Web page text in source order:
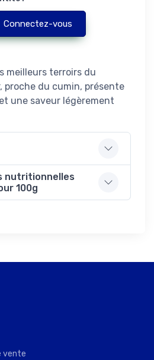
Connectez-vous
meilleurs terroirs du
proche du cumin, présente
une saveur légèrement
nutritionnelles
100g
vente